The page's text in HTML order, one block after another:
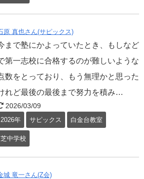
原 真也さん(サピックス)
まで塾にかよっていたとき、もしなど
第一志校に合格するのが難しいような
数をとっており、もう無理かと思った
れど最後の最後まで努力を積み…
2026/03/09
2026年 サピックス 白金台教室
芝中学校
城 竜一さん(Z会)